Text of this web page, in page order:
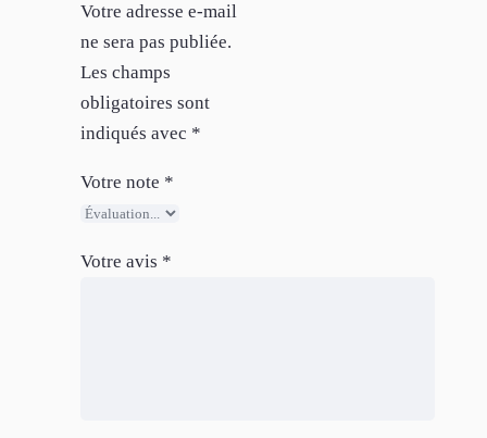
Votre adresse e-mail
ne sera pas publiée.
Les champs
obligatoires sont
indiqués avec *
Votre note *
Votre avis *